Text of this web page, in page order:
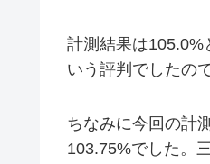
計測結果は105.0%
いう評判でしたの
ちなみに今回の計
103.75%でした。